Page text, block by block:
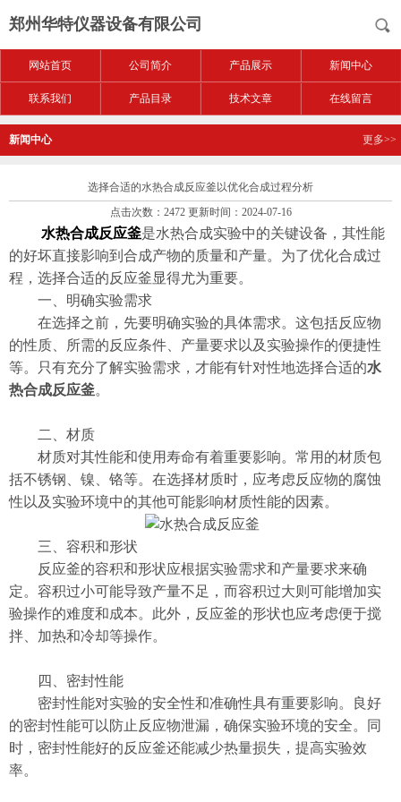
郑州华特仪器设备有限公司
网站首页 公司简介 产品展示 新闻中心
联系我们 产品目录 技术文章 在线留言
新闻中心 更多>>
选择合适的水热合成反应釜以优化合成过程分析
点击次数：2472 更新时间：2024-07-16
水热合成反应釜是水热合成实验中的关键设备，其性能
的好坏直接影响到合成产物的质量和产量。为了优化合成过
程，选择合适的反应釜显得尤为重要。
一、明确实验需求
在选择之前，先要明确实验的具体需求。这包括反应物
的性质、所需的反应条件、产量要求以及实验操作的便捷性
等。只有充分了解实验需求，才能有针对性地选择合适的水
热合成反应釜。
二、材质
材质对其性能和使用寿命有着重要影响。常用的材质包
括不锈钢、镍、铬等。在选择材质时，应考虑反应物的腐蚀
性以及实验环境中的其他可能影响材质性能的因素。
三、容积和形状
反应釜的容积和形状应根据实验需求和产量要求来确
定。容积过小可能导致产量不足，而容积过大则可能增加实
验操作的难度和成本。此外，反应釜的形状也应考虑便于搅
拌、加热和冷却等操作。
四、密封性能
密封性能对实验的安全性和准确性具有重要影响。良好
的密封性能可以防止反应物泄漏，确保实验环境的安全。同
时，密封性能好的反应釜还能减少热量损失，提高实验效
率。